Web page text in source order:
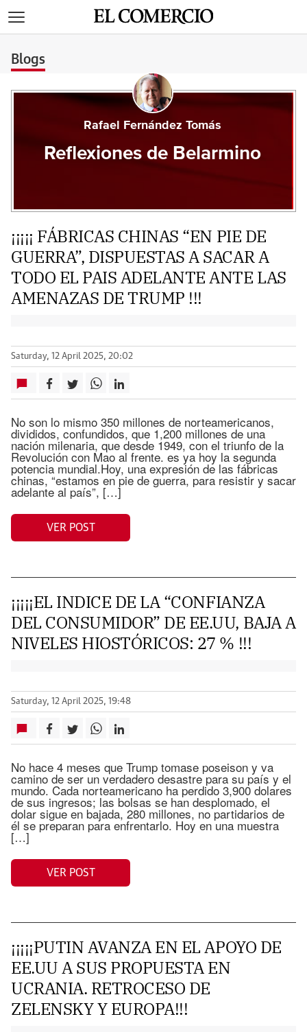
Blogs
Rafael Fernández Tomás
Reflexiones de Belarmino
¡¡¡¡¡ FÁBRICAS CHINAS “EN PIE DE
GUERRA”, DISPUESTAS A SACAR A
TODO EL PAIS ADELANTE ANTE LAS
AMENAZAS DE TRUMP !!!
Saturday, 12 April 2025, 20:02
No son lo mismo 350 millones de norteamericanos,
divididos, confundidos, que 1,200 millones de una
nación milenaria, que desde 1949, con el triunfo de la
Revolución con Mao al frente. es ya hoy la segunda
potencia mundial.Hoy, una expresión de las fábricas
chinas, “estamos en pie de guerra, para resistir y sacar
adelante al país”, […]
VER POST
¡¡¡¡¡EL INDICE DE LA “CONFIANZA
DEL CONSUMIDOR” DE EE.UU, BAJA A
NIVELES HIOSTÓRICOS: 27 % !!!
Saturday, 12 April 2025, 19:48
No hace 4 meses que Trump tomase poseison y va
camino de ser un verdadero desastre para su país y el
mundo. Cada norteamericano ha perdido 3,900 dolares
de sus ingresos; las bolsas se han desplomado, el
dolar sigue en bajada, 280 millones, no partidarios de
él se preparan para enfrentarlo. Hoy en una muestra
[…]
VER POST
¡¡¡¡¡PUTIN AVANZA EN EL APOYO DE
EE.UU A SUS PROPUESTA EN
UCRANIA. RETROCESO DE
ZELENSKY Y EUROPA!!!